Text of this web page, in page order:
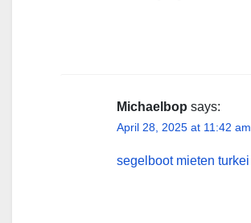
Michaelbop says:
April 28, 2025 at 11:42 am
segelboot mieten turkei